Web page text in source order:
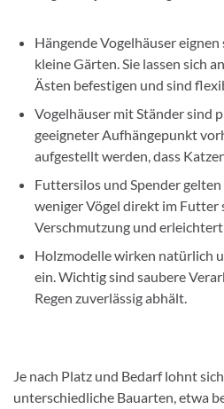
Hängende Vogelhäuser
kleine Gärten. Sie lassen sich
Ästen befestigen und sind
Vogelhäuser mit Ständer sind
geeigneter Aufhängepunkt
aufgestellt werden, dass
Futtersilos und Spender
weniger Vögel direkt im Futter
Verschmutzung und
Holzmodelle wirken natürlich
ein. Wichtig sind saubere
Regen zuverlässig abhält.
Je nach Platz und Bedarf lohnt
unterschiedliche Bauarten, etwa